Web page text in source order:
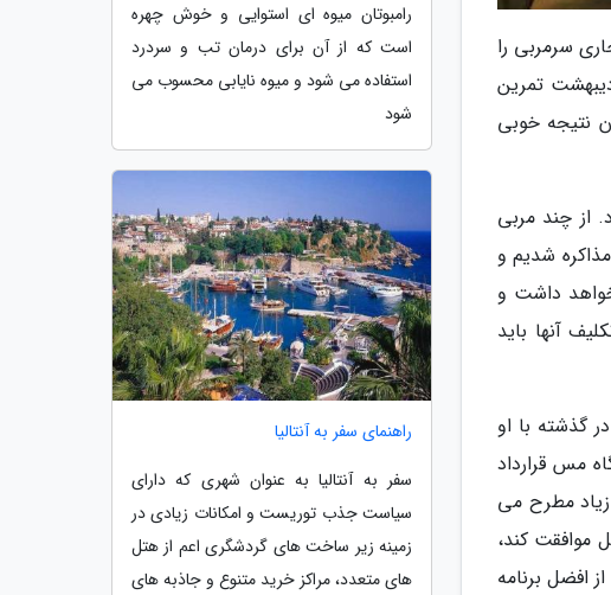
سرمربی را
تمرین
نتیجه خوبی
از چند مربی
شدیم و
داشت و
آنها باید
گذشته با او
مس قرارداد
مطرح می
موافقت کند،
افضل برنامه
رامبوتان میوه ای استوایی و خوش چهره
است که از آن برای درمان تب و سردرد
استفاده می شود و میوه نایابی محسوب می
شود
راهنمای سفر به آنتالیا
سفر به آنتالیا به عنوان شهری که دارای
سیاست جذب توریست و امکانات زیادی در
زمینه زیر ساخت های گردشگری اعم از هتل
های متعدد، مراکز خرید متنوع و جاذبه های